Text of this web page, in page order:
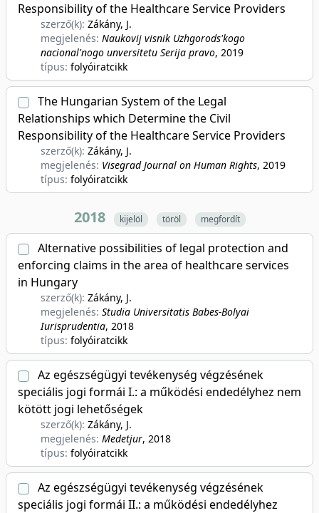
Responsibility of the Healthcare Service Providers
szerző(k): Zákány, J.
megjelenés: Naukovij visnik Uzhgorods'kogo
nacional'nogo unversitetu Serija pravo, 2019
típus: folyóiratcikk
The Hungarian System of the Legal
Relationships which Determine the Civil
Responsibility of the Healthcare Service Providers
szerző(k): Zákány, J.
megjelenés: Visegrad Journal on Human Rights, 2019
típus: folyóiratcikk
2018 kijelöl töröl megfordít
Alternative possibilities of legal protection and
enforcing claims in the area of healthcare services
in Hungary
szerző(k): Zákány, J.
megjelenés: Studia Universitatis Babes-Bolyai
Iurisprudentia, 2018
típus: folyóiratcikk
Az egészségügyi tevékenység végzésének
speciális jogi formái I.: a működési endedélyhez nem
kötött jogi lehetőségek
szerző(k): Zákány, J.
megjelenés: Medetjur, 2018
típus: folyóiratcikk
Az egészségügyi tevékenység végzésének
speciális jogi formái II.: a működési endedélyhez